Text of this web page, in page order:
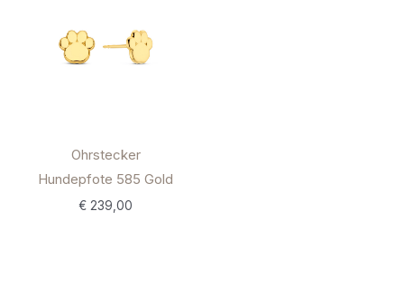
Ohrstecker
Hundepfote 585 Gold
€ 239,00